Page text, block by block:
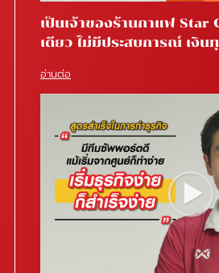
เป็นเจ้าของร้านกาแฟ Star
เดียว ไม่มีประสบการณ์ เงิน
อ่านต่อ